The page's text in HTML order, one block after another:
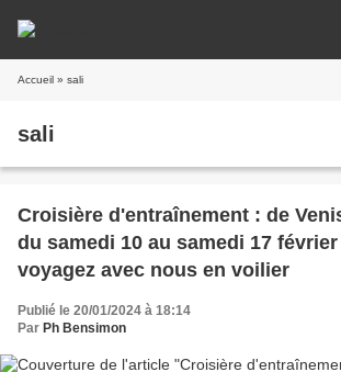
Accueil » sali
sali
Croisière d'entraînement : de
du samedi 10 au samedi 17 février
voyagez avec nous en voilier
Publié le 20/01/2024 à 18:14
Par Ph Bensimon